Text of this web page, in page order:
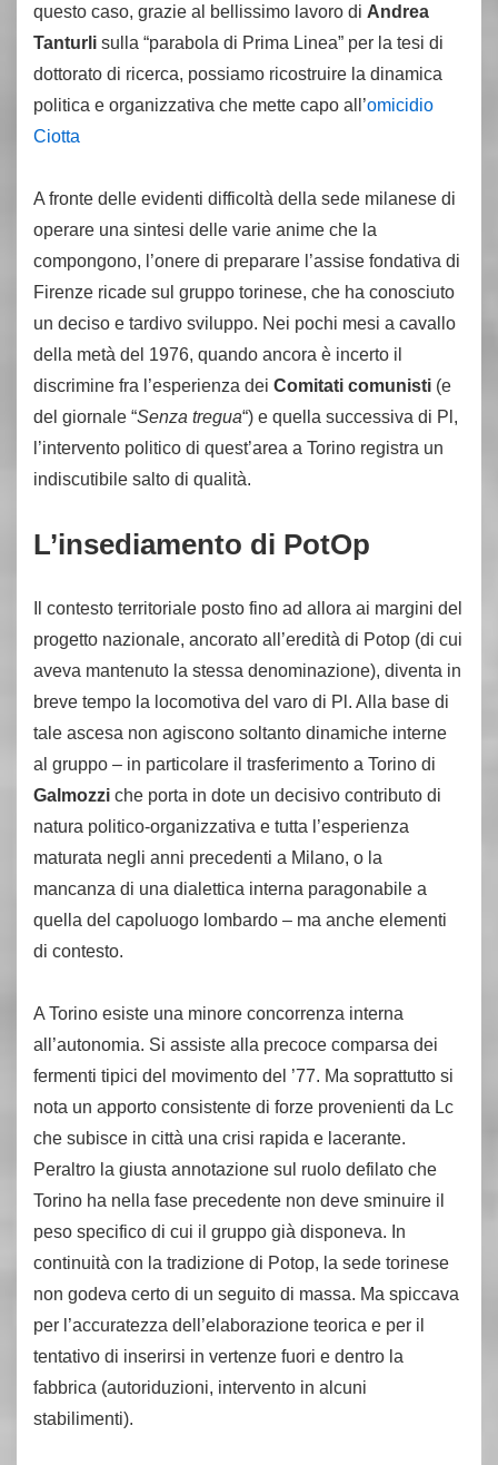
questo caso, grazie al bellissimo lavoro di Andrea
Tanturli sulla “parabola di Prima Linea” per la tesi di
dottorato di ricerca, possiamo ricostruire la dinamica
politica e organizzativa che mette capo all’omicidio
Ciotta
A fronte delle evidenti difficoltà della sede milanese di
operare una sintesi delle varie anime che la
compongono, l’onere di preparare l’assise fondativa di
Firenze ricade sul gruppo torinese, che ha conosciuto
un deciso e tardivo sviluppo. Nei pochi mesi a cavallo
della metà del 1976, quando ancora è incerto il
discrimine fra l’esperienza dei Comitati comunisti (e
del giornale “Senza tregua“) e quella successiva di Pl,
l’intervento politico di quest’area a Torino registra un
indiscutibile salto di qualità.
L’insediamento di PotOp
Il contesto territoriale posto fino ad allora ai margini del
progetto nazionale, ancorato all’eredità di Potop (di cui
aveva mantenuto la stessa denominazione), diventa in
breve tempo la locomotiva del varo di Pl. Alla base di
tale ascesa non agiscono soltanto dinamiche interne
al gruppo – in particolare il trasferimento a Torino di
Galmozzi che porta in dote un decisivo contributo di
natura politico-organizzativa e tutta l’esperienza
maturata negli anni precedenti a Milano, o la
mancanza di una dialettica interna paragonabile a
quella del capoluogo lombardo – ma anche elementi
di contesto.
A Torino esiste una minore concorrenza interna
all’autonomia. Si assiste alla precoce comparsa dei
fermenti tipici del movimento del ’77. Ma soprattutto si
nota un apporto consistente di forze provenienti da Lc
che subisce in città una crisi rapida e lacerante.
Peraltro la giusta annotazione sul ruolo defilato che
Torino ha nella fase precedente non deve sminuire il
peso specifico di cui il gruppo già disponeva. In
continuità con la tradizione di Potop, la sede torinese
non godeva certo di un seguito di massa. Ma spiccava
per l’accuratezza dell’elaborazione teorica e per il
tentativo di inserirsi in vertenze fuori e dentro la
fabbrica (autoriduzioni, intervento in alcuni
stabilimenti).